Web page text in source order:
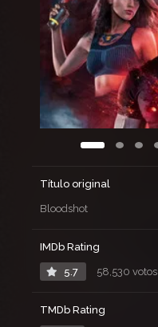
Título original
Bloodshot
IMDb Rating
5.7 58,530 votos
TMDb Rating